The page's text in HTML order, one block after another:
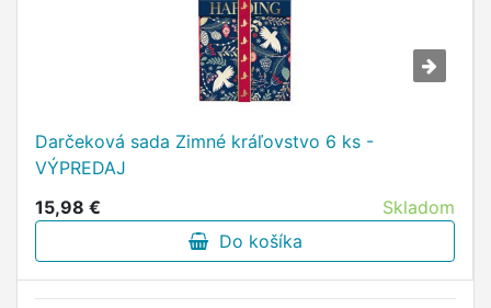
Darčeková sada Zimné kráľovstvo 6 ks -
VÝPREDAJ
15,98 €
Skladom
Do košíka